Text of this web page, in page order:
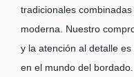
tradicionales
moderna. Nuestro
y la atención al detalle
en el mundo del bordado.